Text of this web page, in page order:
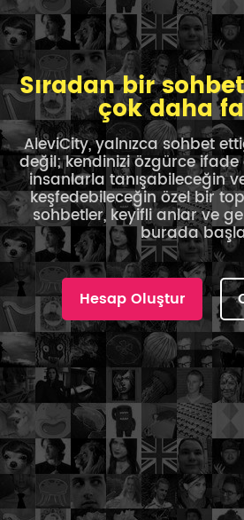
Sıradan bir
çok daha
AleviCity, yalnızca sohbet
değil; kendinizi özgürce
insanlarla tanışabileceğin
keşfedebileceğin özel bir
sohbetler, keyifli anlar ve
burada
Hesap Oluştur